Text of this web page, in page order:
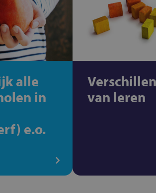
alle
in
e.o.
van leren